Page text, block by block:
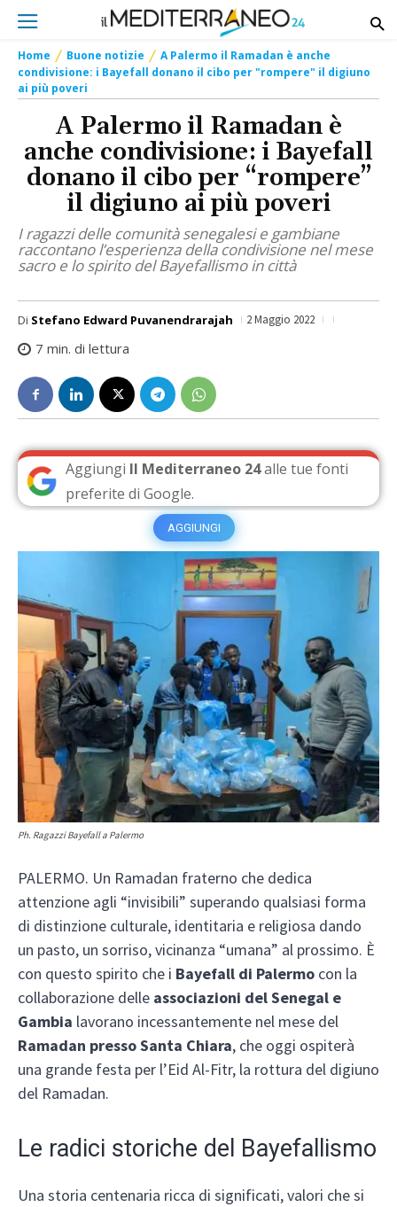
Home Buone notizie
A Palermo il Ramadan è anche
condivisione: i Bayefall donano il cibo per "rompere" il digiuno
ai più poveri
A Palermo il Ramadan è
anche condivisione: i Bayefall
donano il cibo per “rompere”
il digiuno ai più poveri
I ragazzi delle comunità senegalesi e gambiane
raccontano l’esperienza della condivisione nel mese
sacro e lo spirito del Bayefallismo in città
Di Stefano Edward Puvanendrarajah 2 Maggio 2022
7 min. di lettura
Aggiungi Il Mediterraneo 24alle tue fonti
preferite di Google.
AGGIUNGI
Ph. Ragazzi Bayefall a Palermo
PALERMO. Un Ramadan fraterno che dedica
attenzione agli “invisibili” superando qualsiasi forma
di distinzione culturale, identitaria e religiosa dando
un pasto, un sorriso, vicinanza “umana” al prossimo. È
con questo spirito che i Bayefall di Palermo con la
collaborazione delle associazioni del Senegal e
Gambia lavorano incessantemente nel mese del
Ramadan presso Santa Chiara, che oggi ospiterà
una grande festa per l’Eid Al-Fitr, la rottura del digiuno
del Ramadan.
Le radici storiche del Bayefallismo
Una storia centenaria ricca di significati, valori che si